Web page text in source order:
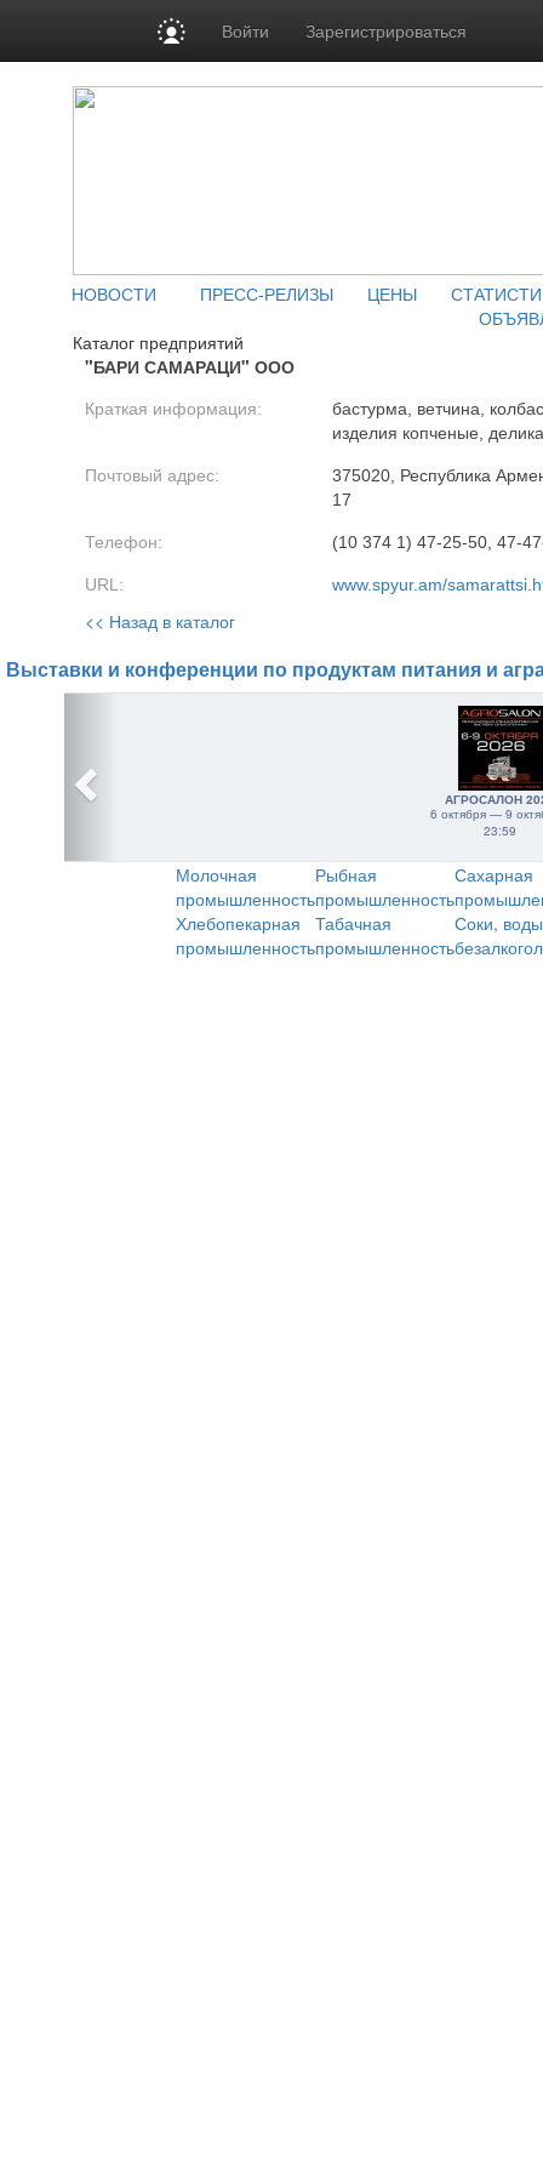
Войти Зарегистрироваться
НОВОСТИ ПРЕСС-РЕЛИЗЫ ЦЕНЫ
Каталог предприятий
"БАРИ САМАРАЦИ" ООО
Краткая информация:
бастурма, ветчина,
изделия копченые,
Почтовый адрес:
375020, Республика
17
Телефон: (10 374 1) 47-25-50, 47-
URL: www.spyur.am/
<< Назад в каталог
Выставки и конференции по продуктам питания и
АГРОСАЛОН
6 октября — 9
23:59
Молочная
промышленность
Рыбная
промышленность
Сахарная
Хлебопекарная
промышленность
Табачная
промышленность
Соки,